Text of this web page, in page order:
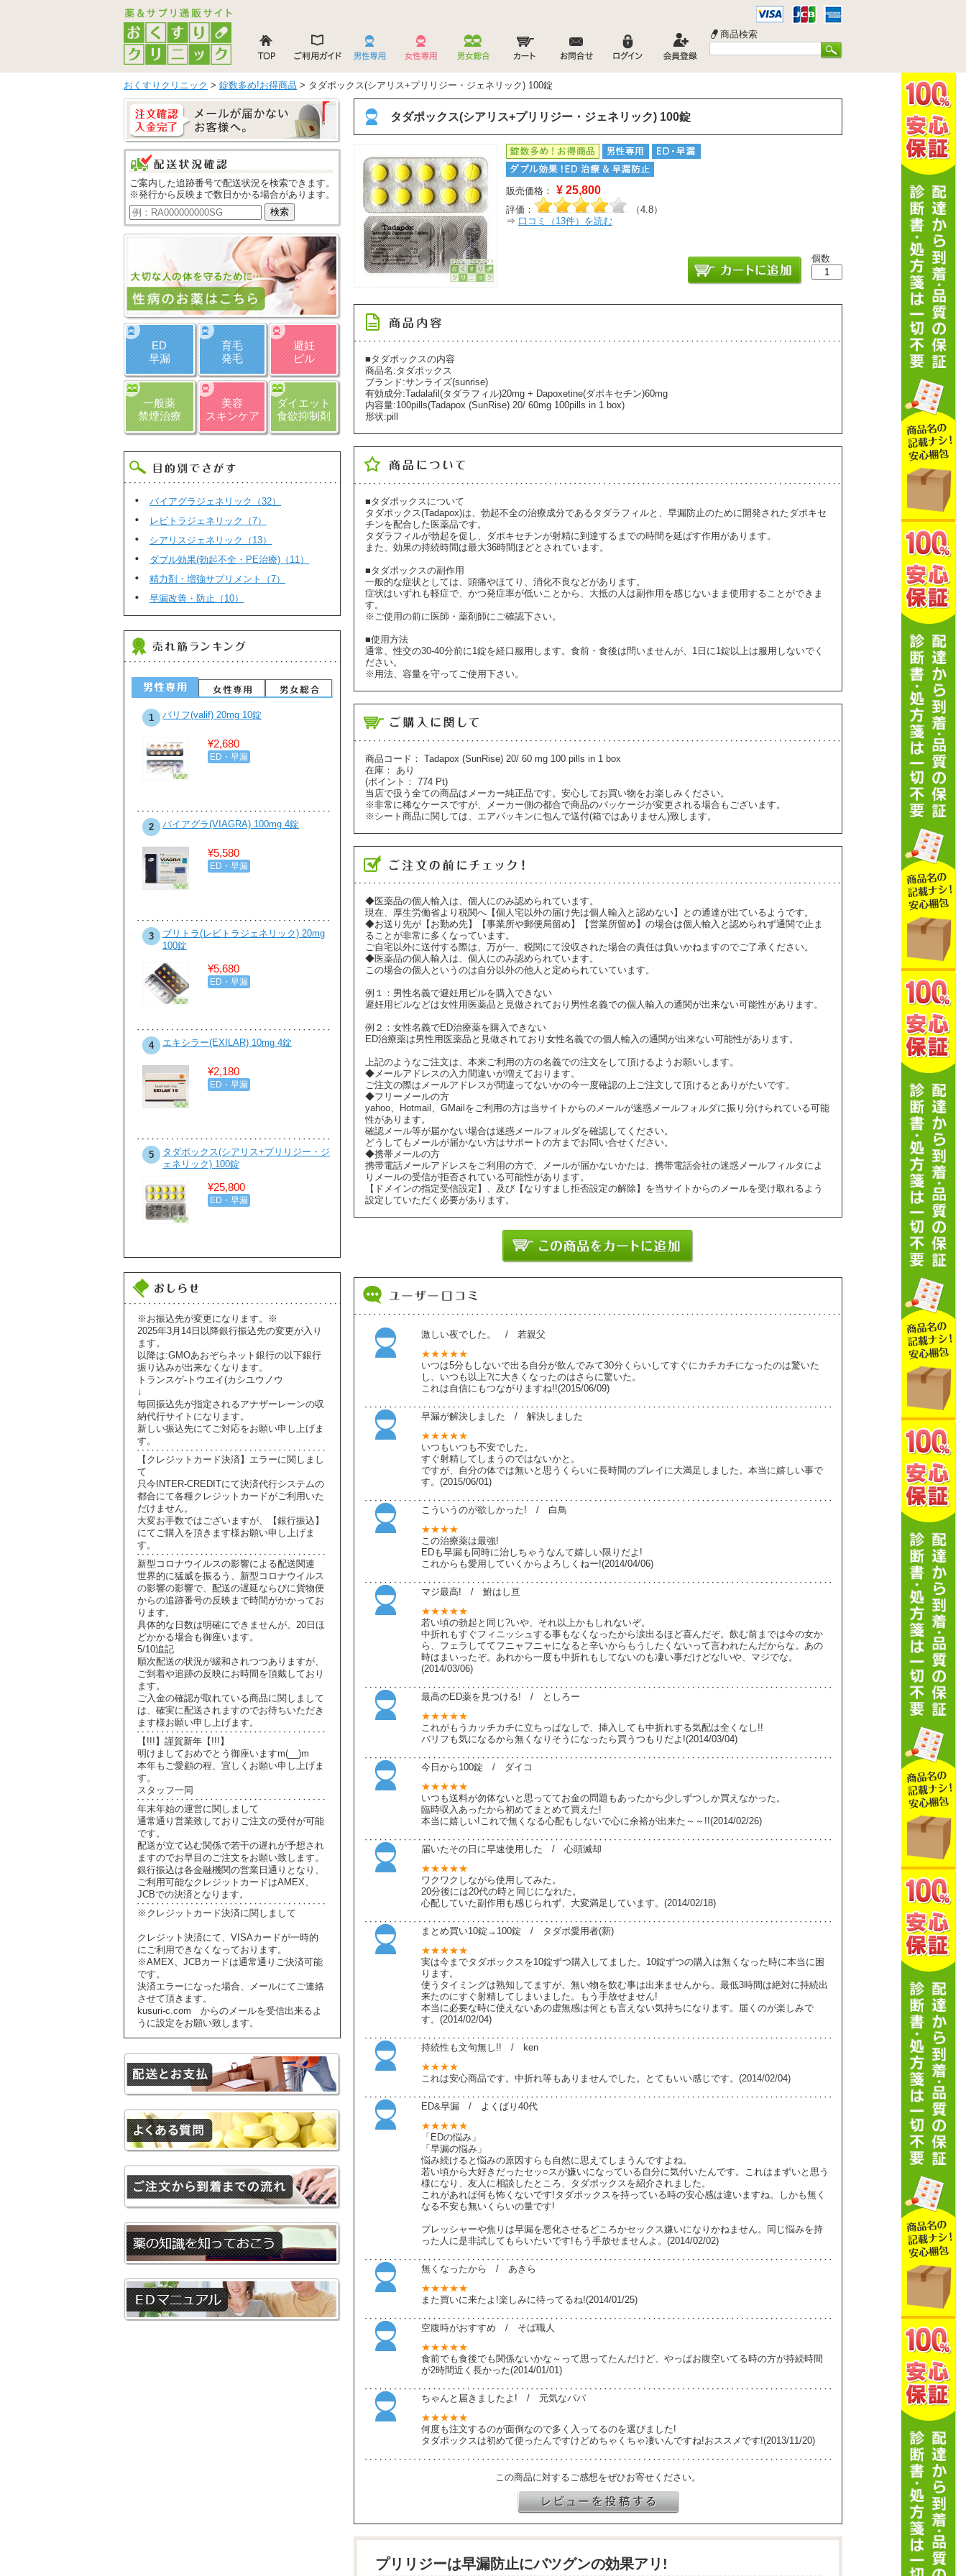
商品検索
おくすりクリニック > 錠数多め!お得商品 > タダポックス(シアリス+プリリジー・ジェネリック) 100錠
タダポックス(シアリス+プリリジー・ジェネリック) 100錠
販売価格： ¥ 25,800
評価： （4.8）
⇒ 口コミ（ 13件）を読む
個数
■タダポックスの内容
商品名:タダポックス
ブランド:サンライズ(sunrise)
有効成分:Tadalafil(タダラフィル)20mg + Dapoxetine(ダポキセチン)60mg
内容量:100pills(Tadapox (SunRise) 20/ 60mg 100pills in 1 box)
形状:pill
■タダポックスについて
タダポックス(Tadapox)は、勃起不全の治療成分であるタダラフィルと、早漏防止のために開発されたダポキセ
チンを配合した医薬品です。
タダラフィルが勃起を促し、ダポキセチンが射精に到達するまでの時間を延ばす作用があります。
また、効果の持続時間は最大36時間ほどとされています。
■タダポックスの副作用
一般的な症状としては、頭痛やほてり、消化不良などがあります。
症状はいずれも軽症で、かつ発症率が低いことから、大抵の人は副作用を感じないまま使用することができま
す。
※ご使用の前に医師・薬剤師にご確認下さい。
■使用方法
通常、性交の30-40分前に1錠を経口服用します。食前・食後は問いませんが、1日に1錠以上は服用しないでく
ださい。
※用法、容量を守ってご使用下さい。
商品コード： Tadapox (SunRise) 20/ 60 mg 100 pills in 1 box
在庫： あり
(ポイント： 774 Pt)
当店で扱う全ての商品はメーカー純正品です。安心してお買い物をお楽しみください。
※非常に稀なケースですが、メーカー側の都合で商品のパッケージが変更される場合もございます。
※シート商品に関しては、エアパッキンに包んで送付(箱ではありません)致します。
◆医薬品の個人輸入は、個人にのみ認められています。
現在、厚生労働省より税関へ【個人宅以外の届け先は個人輸入と認めない】との通達が出ているようです。
◆お送り先が【お勤め先】【事業所や郵便局留め】【営業所留め】の場合は個人輸入と認められず通関で止ま
ることが非常に多くなっています。
ご自宅以外に送付する際は、万が一、税関にて没収された場合の責任は負いかねますのでご了承ください。
◆医薬品の個人輸入は、個人にのみ認められています。
この場合の個人というのは自分以外の他人と定められていています。
例１：男性名義で避妊用ピルを購入できない
避妊用ピルなどは女性用医薬品と見做されており男性名義での個人輸入の通関が出来ない可能性があります。
例２：女性名義でED治療薬を購入できない
ED治療薬は男性用医薬品と見做されており女性名義での個人輸入の通関が出来ない可能性があります。
上記のようなご注文は、本来ご利用の方の名義での注文をして頂けるようお願いします。
◆メールアドレスの入力間違いが増えております。
ご注文の際はメールアドレスが間違ってないかの今一度確認の上ご注文して頂けるとありがたいです。
◆フリーメールの方
yahoo、Hotmail、GMailをご利用の方は当サイトからのメールが迷惑メールフォルダに振り分けられている可能
性があります。
確認メール等が届かない場合は迷惑メールフォルダを確認してください。
どうしてもメールが届かない方はサポートの方までお問い合せください。
◆携帯メールの方
携帯電話メールアドレスをご利用の方で、メールが届かないかたは、携帯電話会社の迷惑メールフィルタによ
りメールの受信が拒否されている可能性があります。
【ドメインの指定受信設定】、及び【なりすまし拒否設定の解除】を当サイトからのメールを受け取れるよう
設定していただく必要があります。
激しい夜でした。 / 若親父
★★★★★
いつは5分もしないで出る自分が飲んでみて30分くらいしてすぐにカチカチになったのは驚いた
し、いつも以上?に大きくなったのはさらに驚いた。
これは自信にもつながりますね!!(2015/06/09)
早漏が解決しました / 解決しました
★★★★★
いつもいつも不安でした。
すぐ射精してしまうのではないかと。
ですが、自分の体では無いと思うくらいに長時間のプレイに大満足しました。本当に嬉しい事で
す。(2015/06/01)
こういうのが欲しかった! / 白鳥
★★★★
この治療薬は最強!
EDも早漏も同時に治しちゃうなんて嬉しい限りだよ!
これからも愛用していくからよろしくねー!(2014/04/06)
マジ最高! / 鮒はし亘
★★★★★
若い頃の勃起と同じ?いや、それ以上かもしれないぞ。
中折れもすぐフィニッシュする事もなくなったから涙出るほど喜んだぞ。飲む前までは今の女か
ら、フェラしててフニャフニャになると辛いからもうしたくないって言われたんだからな。あの
時はまいったぞ。あれから一度も中折れもしてないのも凄い事だけどな!いや、マジでな。
(2014/03/06)
最高のED薬を見つける! / としろー
★★★★★
これがもうカッチカチに立ちっぱなしで、挿入しても中折れする気配は全くなし!!
バリフも気になるから無くなりそうになったら買うつもりだよ!(2014/03/04)
今日から100錠 / ダイコ
★★★★★
いつも送料が勿体ないと思っててお金の問題もあったから少しずつしか買えなかった。
臨時収入あったから初めてまとめて買えた!
本当に嬉しい!これで無くなる心配もしないで心に余裕が出来た～～!!(2014/02/26)
届いたその日に早速使用した / 心頭滅却
★★★★★
ワクワクしながら使用してみた。
20分後には20代の時と同じになれた。
心配していた副作用も感じられず、大変満足しています。(2014/02/18)
まとめ買い10錠→100錠 / タダポ愛用者(新)
★★★★★
実は今までタダポックスを10錠ずつ購入してました。10錠ずつの購入は無くなった時に本当に困
ります。
使うタイミングは熟知してますが、無い物を飲む事は出来ませんから。最低3時間は絶対に持続出
来たのにすぐ射精してしまいました。もう手放せません!
本当に必要な時に使えないあの虚無感は何とも言えない気持ちになります。届くのが楽しみで
す。(2014/02/04)
持続性も文句無し!! / ken
★★★★
これは安心商品です。中折れ等もありませんでした。とてもいい感じです。(2014/02/04)
ED&早漏 / よくばり40代
★★★★★
「EDの悩み」
「早漏の悩み」
悩み続けると悩みの原因すらも自然に思えてしまうんですよね。
若い頃から大好きだったセッ○スが嫌いになっている自分に気付いたんです。これはまずいと思う
様になり、友人に相談したところ、タダポックスを紹介されました。
これがあれば何も怖くないです!タダポックスを持っている時の安心感は違いますね。しかも無く
なる不安も無いくらいの量です!
プレッシャーや焦りは早漏を悪化させるどころかセックス嫌いになりかねません。同じ悩みを持
った人に是非試してもらいたいです!もう手放せませんよ。(2014/02/02)
無くなったから / あきら
★★★★★
また買いに来たよ!楽しみに待ってるね!(2014/01/25)
空腹時がおすすめ / そば職人
★★★★★
食前でも食後でも関係ないかな～って思ってたんだけど、やっぱお腹空いてる時の方が持続時間
が2時間近く長かった(2014/01/01)
ちゃんと届きましたよ! / 元気なパパ
★★★★★
何度も注文するのが面倒なので多く入ってるのを選びました!
タダポックスは初めて使ったんですけどめちゃくちゃ凄いんですね!おススメです!(2013/11/20)
この商品に対するご感想をぜひお寄せください。
プリリジーは早漏防止にバツグンの効果アリ!
ご案内した追跡番号で配送状況を検索できます。
※発行から反映まで数日かかる場合があります。
ED
早漏
育毛
発毛
避妊
ピル
一般薬
禁煙治療
美容
スキンケア
ダイエット
食欲抑制剤
バイアグラジェネリック（32）
レビトラジェネリック（7）
シアリスジェネリック（13）
ダブル効果(勃起不全・PE治療)（11）
精力剤・増強サプリメント（7）
早漏改善・防止（10）
1 バリフ(valif) 20mg 10錠
¥2,680
ED・早漏
2 バイアグラ(VIAGRA) 100mg 4錠
¥5,580
ED・早漏
3
ブリトラ(レビトラジェネリック) 20mg
100錠
¥5,680
ED・早漏
4 エキシラー(EXILAR) 10mg 4錠
¥2,180
ED・早漏
5
タダポックス(シアリス+プリリジー・ジ
ェネリック) 100錠
¥25,800
ED・早漏
アイピル 1.5mg 1錠
¥1,980
避妊・ピル
ルミガン(LUMIGAN) 3ml 0.01%
美容・スキンケア
ジネット35(GINETTE-35) 21錠
¥2,370
避妊・ピル
コスメライトクリーム(COSMELITE
¥2,180
美容・スキンケア
5 マルチビタミン 100mg 30カプセル
¥3,100
美容・スキンケア
ットジェネリック500mg お得な
※お振込先が変更になります。※
2025年3月14日以降銀行振込先の変更が入り
ます。
以降は:GMOあおぞらネット銀行の以下銀行
振り込みが出来なくなります。
トランスゲ-トウエイ(カシユウノウ
↓
毎回振込先が指定されるアナザーレーンの収
納代行サイトになります。
新しい振込先にてご対応をお願い申し上げま
す。
【クレジットカード決済】エラーに関しまし
て
只今INTER-CREDITにて決済代行システムの
都合にて各種クレジットカードがご利用いた
だけません。
大変お手数ではございますが、【銀行振込】
にてご購入を頂きます様お願い申し上げま
す。
新型コロナウイルスの影響による配送関連
世界的に猛威を振るう、新型コロナウイルス
の影響の影響で、配送の遅延ならびに貨物便
からの追跡番号の反映まで時間がかかってお
ります。
具体的な日数は明確にできませんが、20日ほ
どかかる場合も御座います。
5/10追記
順次配送の状況が緩和されつつありますが、
ご到着や追跡の反映にお時間を頂戴しており
ます。
ご入金の確認が取れている商品に関しまして
は、確実に配送されますのでお待ちいただき
ます様お願い申し上げます。
【!!!】謹賀新年【!!!】
明けましておめでとう御座いますm(__)m
本年もご愛顧の程、宜しくお願い申し上げま
す。
スタッフ一同
年末年始の運営に関しまして
通常通り営業致しておりご注文の受付が可能
です。
配送が立て込む関係で若干の遅れが予想され
ますのでお早目のご注文をお願い致します。
銀行振込は各金融機関の営業日通りとなり、
ご利用可能なクレジットカードはAMEX、
JCBでの決済となります。
※クレジットカード決済に関しまして
クレジット決済にて、VISAカードが一時的
にご利用できなくなっております。
※AMEX、JCBカードは通常通りご決済可能
です。
決済エラーになった場合、メールにてご連絡
させて頂きます。
kusuri-c.com からのメールを受信出来るよ
うに設定をお願い致します。